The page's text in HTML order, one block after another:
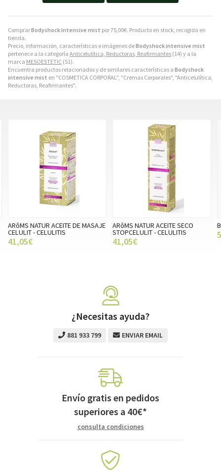
ComprarBodyshock intensive mist por75,00€. Producto en stock, recogida en
tienda.
Precio, información, características e imágenes deBodyshock intensive mist
pertenece a la categoría Anticelulítica, Reductoras, Reafirmantes (14) y a la
marca MESOESTETIC (51).
Encuentra productos relacionados y de similares características a Bodyshock
intensive mist en "COSMETICA CORPORAL", "Cremas Corporales", "Anticelulítica,
Reductoras, Reafirmantes".
ARôMS NATUR ACEITE SECO
STOPCELULIT - CELULITIS
41,05€
Body shock celuexpert
59,90€
¿Necesitas ayuda?
881 933 799 ENVIAR EMAIL
Envío gratis en pedidos
superiores a 40€*
consulta condiciones